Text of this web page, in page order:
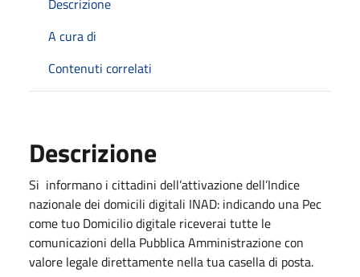
A cura di
Contenuti correlati
Descrizione
Si informano i cittadini dell’attivazione dell’Indice
nazionale dei domicili digitali INAD: indicando una Pec
come tuo Domicilio digitale riceverai tutte le
comunicazioni della Pubblica Amministrazione con
valore legale direttamente nella tua casella di posta.